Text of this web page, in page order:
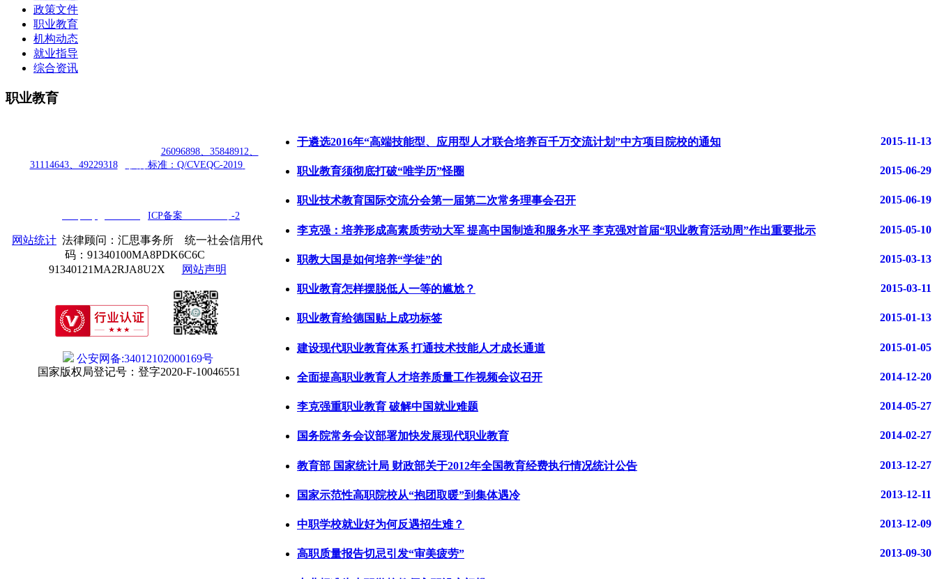
政策文件
职业教育
机构动态
就业指导
综合资讯
职业教育
于遴选2016年“高端技能型、应用型人才联合培养百千万交流计划”中方项目院校的通知 2015-11-13
职业教育须彻底打破“唯学历”怪圈 2015-06-29
职业技术教育国际交流分会第一届第二次常务理事会召开 2015-06-19
李克强：培养形成高素质劳动大军 提高中国制造和服务水平 李克强对首届“职业教育活动周”作出重要批示 2015-05-10
职教大国是如何培养“学徒”的 2015-03-13
职业教育怎样摆脱低人一等的尴尬？ 2015-03-11
职业教育给德国贴上成功标签 2015-01-13
建设现代职业教育体系 打通技术技能人才成长通道 2015-01-05
全面提高职业教育人才培养质量工作视频会议召开 2014-12-20
李克强重职业教育 破解中国就业难题 2014-05-27
国务院常务会议部署加快发展现代职业教育 2014-02-27
教育部 国家统计局 财政部关于2012年全国教育经费执行情况统计公告 2013-12-27
国家示范性高职院校从“抱团取暖”到集体遇冷 2013-12-11
中职学校就业好为何反遇招生难？ 2013-12-09
高职质量报告切忌引发“审美疲劳” 2013-09-30
26096898、35848912、
31114643、49229318| 标准：Q/CVEQC-2019
ICP备案 -2
网站统计 法律顾问：汇思事务所 统一社会信用代
码：91340100MA8PDK6C6C
91340121MA2RJA8U2X
网站声明
公安网备:34012102000169号
国家版权局登记号：登字2020-F-10046551